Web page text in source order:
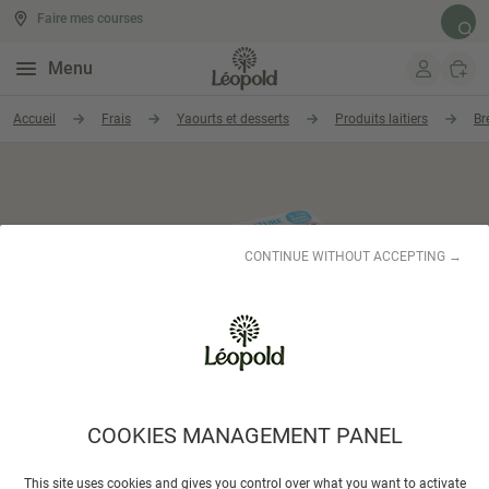
COOKIES MANAGEMENT PANEL
This site uses cookies and gives you control over what you want to activate
CONTINUE WITHOUT ACCEPTING →
Aller au contenu
Menu
Faire mes courses
Accueil Frais Yaourts et desserts Produits laitiers